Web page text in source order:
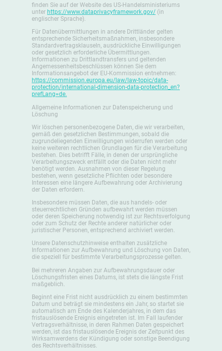
finden Sie auf der Website des US-Handelsministeriums
unter https://www.dataprivacyframework.gov/ (in
englischer Sprache).
Für Datenübermittlungen in andere Drittländer gelten
entsprechende Sicherheitsmaßnahmen, insbesondere
Standardvertragsklauseln, ausdrückliche Einwilligungen
oder gesetzlich erforderliche Übermittlungen.
Informationen zu Drittlandtransfers und geltenden
Angemessenheitsbeschlüssen können Sie dem
Informationsangebot der EU-Kommission entnehmen:
https://commission.europa.eu/law/law-topic/data-
protection/international-dimension-data-protection_en?
prefLang=de.
Allgemeine Informationen zur Datenspeicherung und
Löschung
Wir löschen personenbezogene Daten, die wir verarbeiten,
gemäß den gesetzlichen Bestimmungen, sobald die
zugrundeliegenden Einwilligungen widerrufen werden oder
keine weiteren rechtlichen Grundlagen für die Verarbeitung
bestehen. Dies betrifft Fälle, in denen der ursprüngliche
Verarbeitungszweck entfällt oder die Daten nicht mehr
benötigt werden. Ausnahmen von dieser Regelung
bestehen, wenn gesetzliche Pflichten oder besondere
Interessen eine längere Aufbewahrung oder Archivierung
der Daten erfordern.
Insbesondere müssen Daten, die aus handels- oder
steuerrechtlichen Gründen aufbewahrt werden müssen
oder deren Speicherung notwendig ist zur Rechtsverfolgung
oder zum Schutz der Rechte anderer natürlicher oder
juristischer Personen, entsprechend archiviert werden.
Unsere Datenschutzhinweise enthalten zusätzliche
Informationen zur Aufbewahrung und Löschung von Daten,
die speziell für bestimmte Verarbeitungsprozesse gelten.
Bei mehreren Angaben zur Aufbewahrungsdauer oder
Löschungsfristen eines Datums, ist stets die längste Frist
maßgeblich.
Beginnt eine Frist nicht ausdrücklich zu einem bestimmten
Datum und beträgt sie mindestens ein Jahr, so startet sie
automatisch am Ende des Kalenderjahres, in dem das
fristauslösende Ereignis eingetreten ist. Im Fall laufender
Vertragsverhältnisse, in deren Rahmen Daten gespeichert
werden, ist das fristauslösende Ereignis der Zeitpunkt des
Wirksamwerdens der Kündigung oder sonstige Beendigung
des Rechtsverhältnisses.